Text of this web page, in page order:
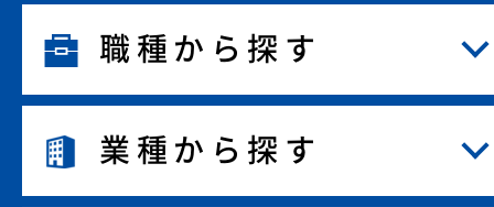
職種から探す
業種から探す